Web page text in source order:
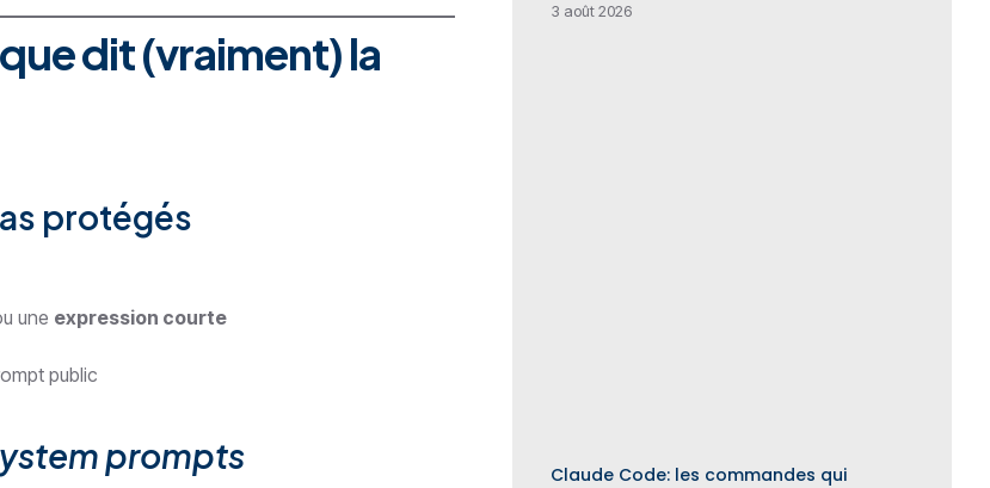
dit (vraiment) la
protégés
une expression courte
public
prompts
3 août 2026
Claude Code: les commandes qui